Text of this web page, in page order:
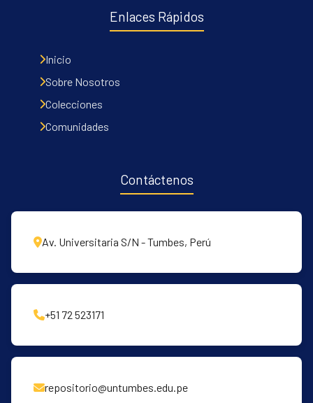
Communities & Collections
All of DSpace
Enlaces Rápidos
Inicio
Sobre Nosotros
Colecciones
Comunidades
Contáctenos
Av. Universitaria S/N - Tumbes, Perú
+51 72 523171
repositorio@untumbes.edu.pe